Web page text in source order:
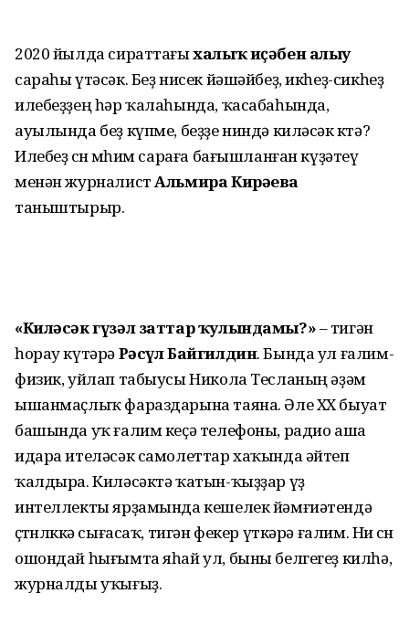
2020 йылда сираттағыхалыҡ иҫәбен алыу
сараһы үтәсәк. Беҙ нисек йәшәйбеҙ, икһеҙ-сикһеҙ
илебеҙҙең һәр ҡалаһында, ҡасабаһында,
ауылында беҙ күпме, беҙҙе ниндә киләсәк көтә?
Илебеҙ өсөн мөһим сараға бағышланған күҙәтеү
менән журналистАльмира Кирәева
таныштырыр.
«Киләсәк гүзәл заттар ҡулындамы?»– тигән
һорау күтәрәРәсүл Байгилдин. Бында ул ғалим-
физик, уйлап табыусы Никола Тесланың әҙәм
ышанмаҫлыҡ фараздарына таяна. Әле XX быуат
башында уҡ ғалим кеҫә телефоны, радио аша
идара ителәсәк самолеттар хаҡында әйтеп
ҡалдыра. Киләсәктә ҡатын-ҡыҙҙар үҙ
интеллекты ярҙамында кешелек йәмғиәтендә
өҫтөнлөккә сығасаҡ, тигән фекер үткәрә ғалим. Ни өсөн
ошондай һығымта яһай ул, быны белгегеҙ килһә,
журналды уҡығыҙ.